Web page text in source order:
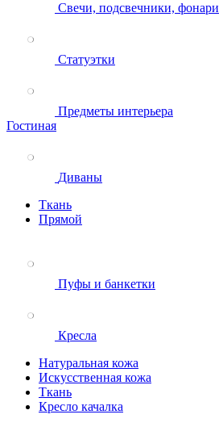
Свечи, подсвечники, фонари
Статуэтки
Предметы интерьера
Гостиная
Диваны
Ткань
Прямой
Пуфы и банкетки
Кресла
Натуральная кожа
Искусственная кожа
Ткань
Кресло качалка